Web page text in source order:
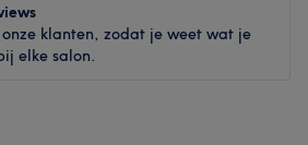
onze klanten, zodat je weet wat je
elke salon.